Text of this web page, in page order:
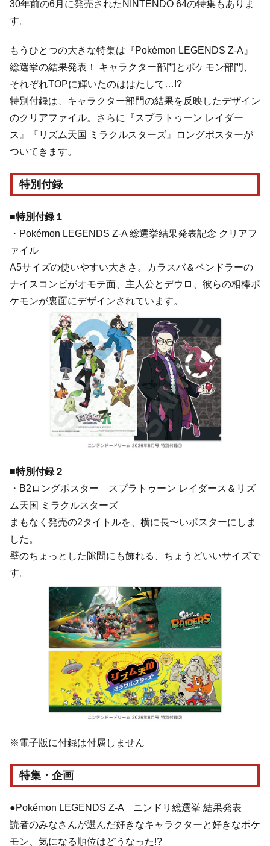
30年前の6月に発売されたNINTENDO 64の特集もありま
す。
もうひとつの大きな特集は『Pokémon LEGENDS Z-A』
総選挙の結果発表！ キャラクター部門とポケモン部門、
それぞれTOPに輝いたのははたして…!?
特別付録は、キャラクター部門の結果を反映したデザイン
のクリアファイル。さらに『スプラトゥーン レイダー
ス』『リズム天国 ミラクルスターズ』ロングポスターが
ついてきます。
特別付録
■特別付録１
・Pokémon LEGENDS Z-A 総選挙結果発表記念 クリアフ
ァイル
A5サイズの使いやすい大きさ。カラスバ＆ペンドラーの
ナイスコンビがオモテ面、主人公とデウロ、彼らの相棒ポ
ケモンが裏面にデザインされています。
■特別付録２
・B2ロングポスター スプラトゥーン レイダース＆リズ
ム天国 ミラクルスターズ
まもなく発売の2タイトルを、横に長〜いポスターにしま
した。
壁のちょっとした隙間にも飾れる、ちょうどいいサイズで
す。
※電子版に付録は付属しません
特集・企画
●Pokémon LEGENDS Z-A ニンドリ総選挙 結果発表
読者のみなさんが選んだ好きなキャラクターと好きなポケ
モン、気になる順位はどうなった!?